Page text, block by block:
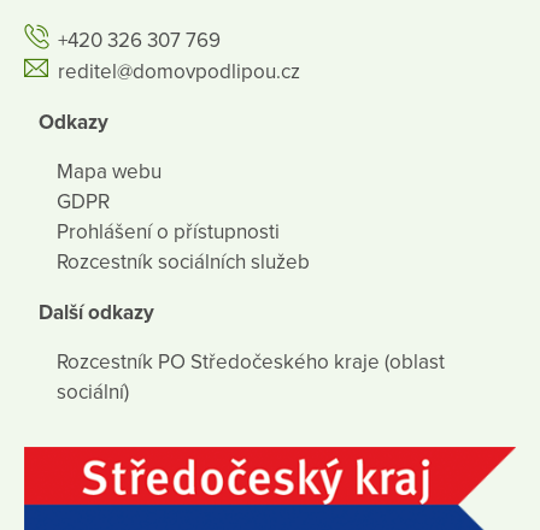
+420 326 307 769
reditel@domovpodlipou.cz
Odkazy
Mapa webu
GDPR
Prohlášení o přístupnosti
Rozcestník sociálních služeb
Další odkazy
Rozcestník PO Středočeského kraje (oblast
sociální)